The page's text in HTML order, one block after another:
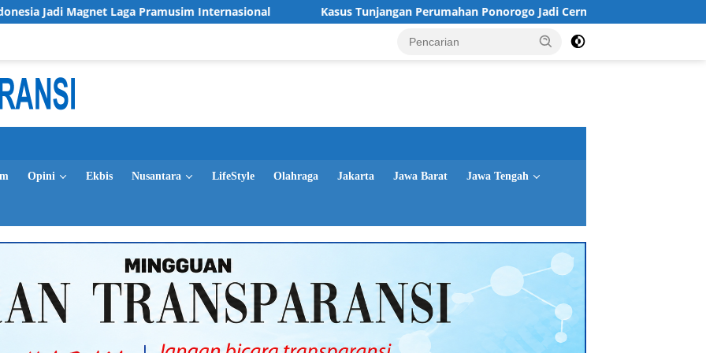
Laga Pramusim Internasional Kasus Tunjangan Perumahan Ponorogo Jadi Cermin, Dimyati Soroti Tata Kelola
Opini Ekbis Nusantara LifeStyle Olahraga Jakarta Jawa Barat Jawa Tengah